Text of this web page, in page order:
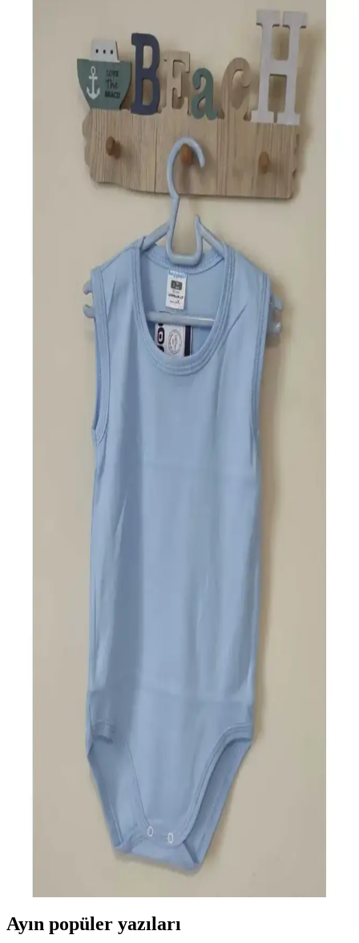
A101 Marketinde 5 Lit Yağ ve Güncel Fırsatlarla
A101 marketleri, uygun fiyatlı ürünleri ve indirim kampanyalarıyla
öne çıkıyor. 5 lit yağ gibi temel ihtiyaç ürünlerinde avantajlı fiyatlar
ve geniş ürün yelpazesiyle alışverişinizi kolaylaştırıyor.
Bebek Body Uzatma Aparatları: Güvenlik,
Kullanım ve Güncel Durum Analizi
Bebek body uzatma aparatları hakkında mevcut bilgiler sınırlı olsa
da, güvenlik ve konfor ön plandadır. Doğru ürün seçimi ve uzman
A101 Market Hizmetleri ve Güncel Kampanyalarla
Ekonomik Alışveriş İmkanları
A101, çeşitli ürün kategorileri ve düzenli kampanyalarıyla uygun
fiyatlı alışveriş imkanı sunar. Kapıda hizmet ve kataloglar sayesinde
pratik ve ekonomik alışveriş deneyimi sağlar.
Finish Marka Spor ve Günlük Kullanım İçin Geniş
Ayakkabı ve Giyim Ürünleri Portföyü
her ihtiyaca uygun ürünler sağlar.
Ucuz outletlerin avantajları ve dikkat edilmesi
gerekenler hakkında kapsamlı bilgiler
güvenliği, iade koşulları gibi faktörlere dikkat ederek tasarruf
Bebek Body Aparatı 2 Fastener Güvenlik ve
Kolaylık Sağlayan Tasarım Özellikleri
İki fastenerli bebek bodyleri, güvenlik ve kullanım kolaylığı
sağlayan tasarımlarıyla ebeveynlerin favorisi. Çıtçıt ve fermuar
seçenekleriyle pratik ve dayanıklı ürünler, bebeklerin konforunu
Bebek Body Extension İki Citcitli Ürünler Konfor ve
Pratiklik Sunar
Bebek giyiminde konfor ve pratikliği bir arada sunan iki citcitli body
extension ürünleri, hareket özgürlüğü sağlar ve ebeveynlerin günlük
Ayın popüler yazıları